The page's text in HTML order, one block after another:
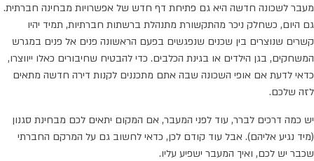
מעבר לשכונה חדשה היא גם פתיחת דף חדש של אפשרויות מבחינה חברתית.
גם היום, כשחלק ניכר מהתקשורת מתנהלת ברשתות חברתיות, תמיד יהיו
קשרים שנוצרים בין שכנים שנפגשים בפעם הראשונה פנים אל פנים במגרש
המשחקים, בגן הילדים או בגינת הכלבים. כדי להבטיח שחיבורים כאלו ייווצרו,
כדאי לדעת אם אופי השכונה שבה אתם מתכננים לקנות דירה חדשה מתאים
לזה שלכם.
יש כמה דרכים לברר, עוד לפני המעבר, אם המקום יתאים לכם מבחינת סגנון
(מיד נגיע אליהם). אבל עוד קודם לכן, כדאי לחשוב גם על המרקם החברתי
שכבר יש לכם, ואיך המעבר ישפיע עליו.